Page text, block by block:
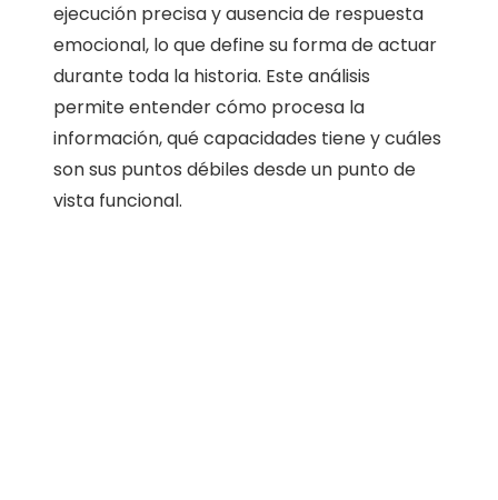
ejecución precisa y ausencia de respuesta
emocional, lo que define su forma de actuar
durante toda la historia. Este análisis
permite entender cómo procesa la
información, qué capacidades tiene y cuáles
son sus puntos débiles desde un punto de
vista funcional.